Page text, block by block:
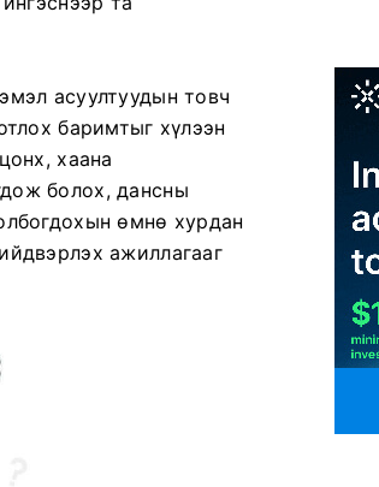
асуултуудын товч
баримтыг хүлээн
хаана
болох, дансны
өмнө хурдан
ажиллагааг